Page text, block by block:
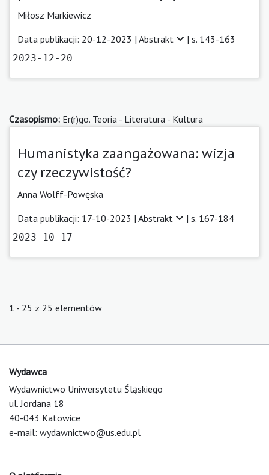
Miłosz Markiewicz
Data publikacji: 20-12-2023 | Abstrakt | s. 143-163
2023-12-20
Czasopismo: Er(r)go. Teoria - Literatura - Kultura
Humanistyka zaangażowana: wizja
czy rzeczywistość?
Anna Wolff-Powęska
Data publikacji: 17-10-2023 | Abstrakt | s. 167-184
2023-10-17
1 - 25 z 25 elementów
Wydawca
Wydawnictwo Uniwersytetu Śląskiego
ul. Jordana 18
40-043 Katowice
e-mail: wydawnictwo@us.edu.pl